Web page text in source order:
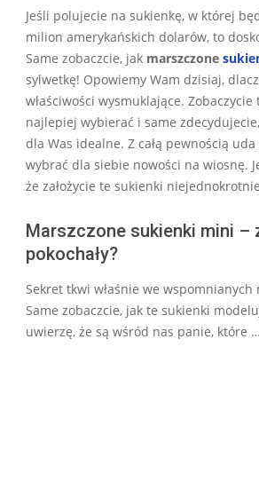
03-
30
Jeśli polujecie na sukienkę, w której
milion amerykańskich dolarów, to
Same zobaczcie, jak marszczone
sylwetkę! Opowiemy Wam dzisiaj,
właściwości wysmuklające.
najlepiej wybierać i same
dla Was idealne. Z całą pewnością
wybrać dla siebie nowości na wiosnę.
że założycie te sukienki
Marszczone sukienki mini –
pokochały?
Sekret tkwi właśnie we wspomnianych
Same zobaczcie, jak te sukienki
uwierzę, że są wśród nas panie, które …